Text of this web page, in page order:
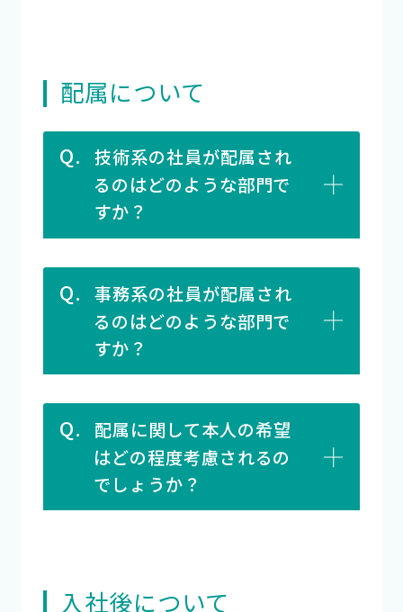
配属について
Q.
技術系の社員が配属され
るのはどのような部門で
すか？
Q.
事務系の社員が配属され
るのはどのような部門で
すか？
Q.
配属に関して本人の希望
はどの程度考慮されるの
でしょうか？
入社後について